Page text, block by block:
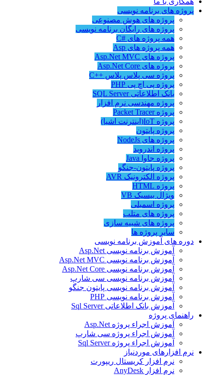
پروژه های برنامه نویسی
پروژه های هوش مصنوعی
پروژه های رایگان برنامه نویسی
همه پروژه های #C
همه پروژه های Asp
پروژه های Asp.Net MVC
پروژه های Asp.Net Core
پروژه سی پلاس پلاس ++C
پروژه پی اچ پی PHP
بانک اطلاعاتی SQL Server
پروژه مهندسی نرم افزار
پروژه Packet Tracer
پروژه IoT(اینترنت اشیا)
پروژه پایتون
پروژه های NodeJs
پروژه اندروید
پروژه جاوا Java
پروژه پایتون-جنگو
پروژه الکترونیک AVR
پروژه HTML
ویژال بیسیک VB
پروژه اسمبلی
پروژه های متلب
پروژه های شبیه سازی
سایر پروژه ها
دوره های آموزش برنامه نویسی
آموزش برنامه نویسی Asp.Net
آموزش برنامه نویسی Asp.Net MVC
آموزش برنامه نویسی Asp.Net Core
آموزش برنامه نویسی سی شارپ
آموزش برنامه نویسی پایتون جنگو
آموزش برنامه نویسی PHP
آموزش بانک اطلاعاتی Sql Server
راهنمای پروژه
آموزش اجراء پروژه Asp.Net
آموزش اجراء پروژه سی شارپ
آموزش اجراء پروژه Sql Server
نرم افزارهای موردنیاز
نرم افزار کریستال ریپورت
نرم افزار AnyDesk